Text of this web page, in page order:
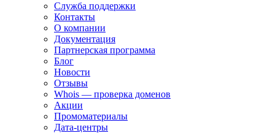
Служба поддержки
Контакты
О компании
Документация
Партнерская программа
Блог
Новости
Отзывы
Whois — проверка доменов
Акции
Промоматериалы
Дата-центры